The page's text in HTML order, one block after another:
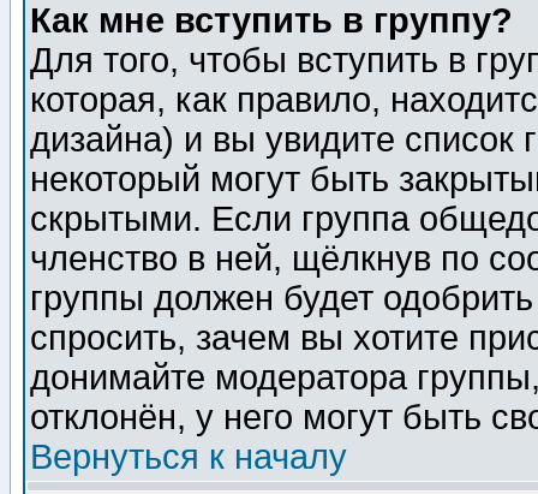
Как мне вступить в группу?
Для того, чтобы вступить в
которая, как правило,
дизайна) и вы увидите список
некоторый могут быть
скрытыми. Если группа
членство в ней, щёлкнув по
группы должен будет
спросить, зачем вы хотите
донимайте модератора
отклонён, у него могут быть
Вернуться к началу